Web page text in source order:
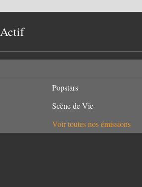
Popstars
Scène de Vie
Voir toutes nos émissions